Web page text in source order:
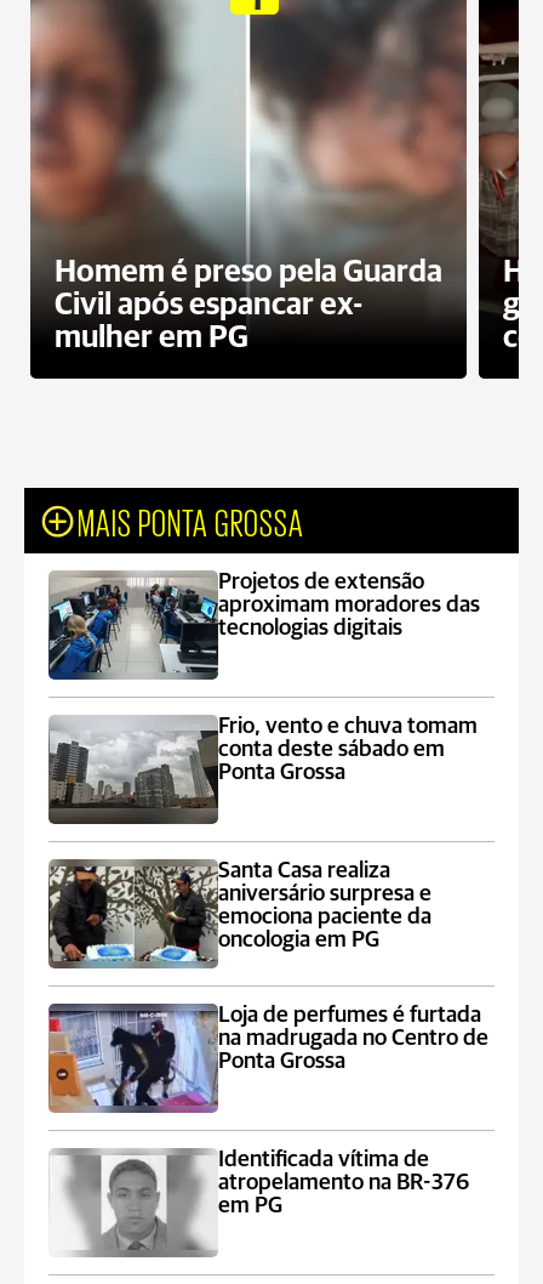
Homem é preso pela Guarda
Civil após espancar ex-
mulher em PG
MAIS PONTA GROSSA
Projetos de extensão
aproximam moradores das
tecnologias digitais
Frio, vento e chuva tomam
conta deste sábado em
Ponta Grossa
Santa Casa realiza
aniversário surpresa e
emociona paciente da
oncologia em PG
Loja de perfumes é furtada
na madrugada no Centro de
Ponta Grossa
Identificada vítima de
atropelamento na BR-376
em PG